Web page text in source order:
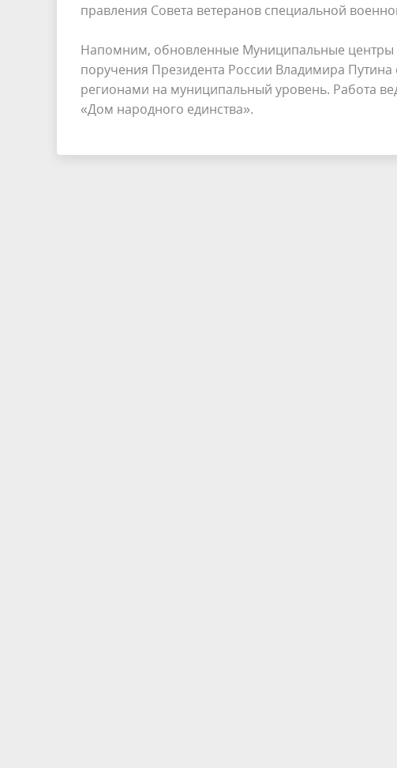
правления Совета ветеранов специальной
Напомним, обновленные Муниципальные центры
поручения Президента России Владимира
регионами на муниципальный уровень. Работа
«Дом народного единства».